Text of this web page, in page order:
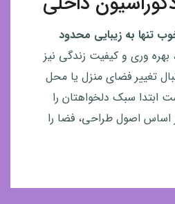
تنها به زیبایی محدود
بهره‌ وری و کیفیت زندگی نیز
تغییر فضای منزل یا محل
ابتدا سبک دلخواهتان را
اصول طراحی، فضا را